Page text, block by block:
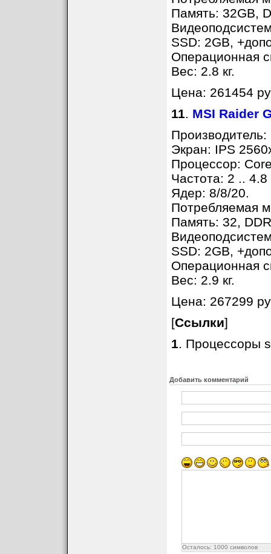
Память: 32GB,
SSD: 2GB,
Операционная
Вес: 2.8 кг.
Цена: 261454
11. MSI Raider
Производитель:
Экран: IPS
Процессор:
Частота: 2 .. 4.8
Ядер: 8/8/20.
Потребляемая
Память: 32,
SSD: 2GB,
Операционная
Вес: 2.9 кг.
Цена: 267299
[Ссылки]
1. Процессоры
Добавить комментарий
Осталось: 1000 символов